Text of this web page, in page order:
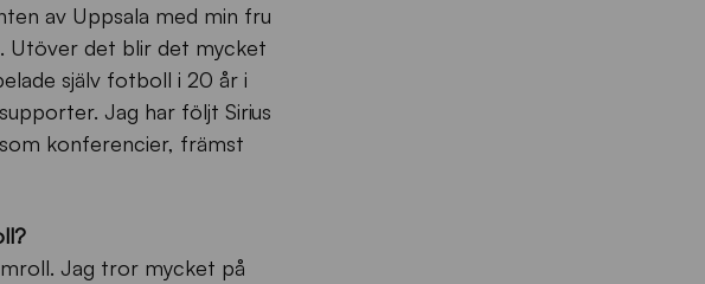
av Uppsala med min fru
Utöver det blir det mycket
själv fotboll i 20 år i
Jag har följt Sirius
konferencier, främst
Jag tror mycket på